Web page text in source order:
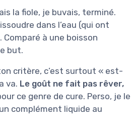
la fiole, je buvais, terminé.
dans l’eau (qui ont
à une boisson
but.
critère, c’est surtout « est-
va. Le goût ne fait pas rêver,
ce genre de cure. Perso, je le
complément liquide au